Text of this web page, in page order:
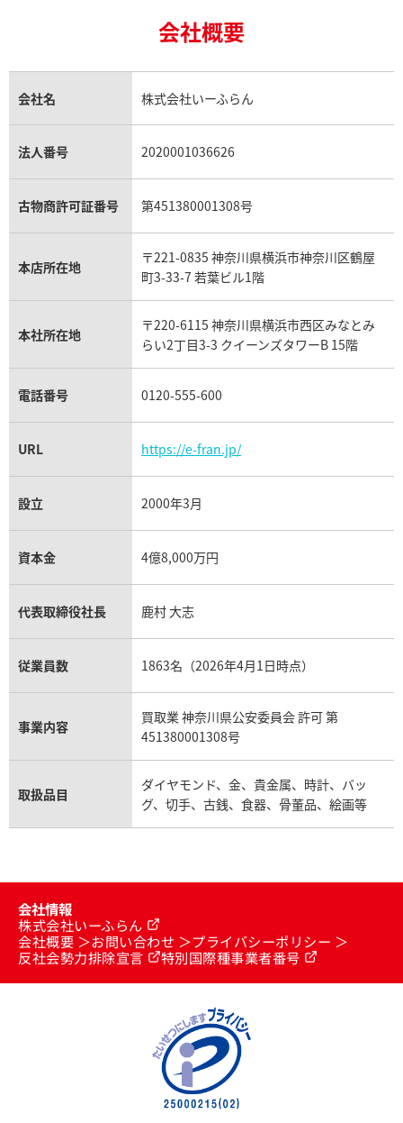
金貨買取
貴金属買取
銀・シルバー買取
パラジウム買取
トパーズ買取
タンザナイト買取
キャッツアイ買取
アクアマリン買取
ロレックス エクスプローラー買取
ロレックス デイトジャスト買取
パテック フィリップノーチラス買取
ヴァシュロン・コンスタンタン買取
オメガ買取
カルティエ買取
フランク ミュラー買取
リシャール・ミル買取
パネライ買取
チューダー（チュードル）買取
シャネル マトラッセ買取
セリーヌ買取
プラダ買取
ヴァンクリーフ＆アーペル買取
ショーメ買取
ダミアーニ買取
モーブッサン買取
会社概要
会社名 株式会社いーふらん
法人番号 2020001036626
古物商許可証番号 第451380001308号
本店所在地
〒221-0835 神奈川県横浜市神奈川区鶴屋
町3-33-7 若葉ビル1階
本社所在地
〒220-6115 神奈川県横浜市西区みなとみ
らい2丁目3-3 クイーンズタワーB 15階
電話番号 0120-555-600
URL https://e-fran.jp/
設立 2000年3月
資本金 4億8,000万円
代表取締役社長 鹿村 大志
従業員数 1863名（2026年4月1日時点）
事業内容
買取業 神奈川県公安委員会 許可 第
451380001308号
取扱品目
ダイヤモンド、金、貴金属、時計、バッ
グ、切手、古銭、食器、骨董品、絵画等
会社情報
株式会社いーふらん
会社概要
お問い合わせ
プライバシーポリシー
反社会勢力排除宣言
特別国際種事業者番号